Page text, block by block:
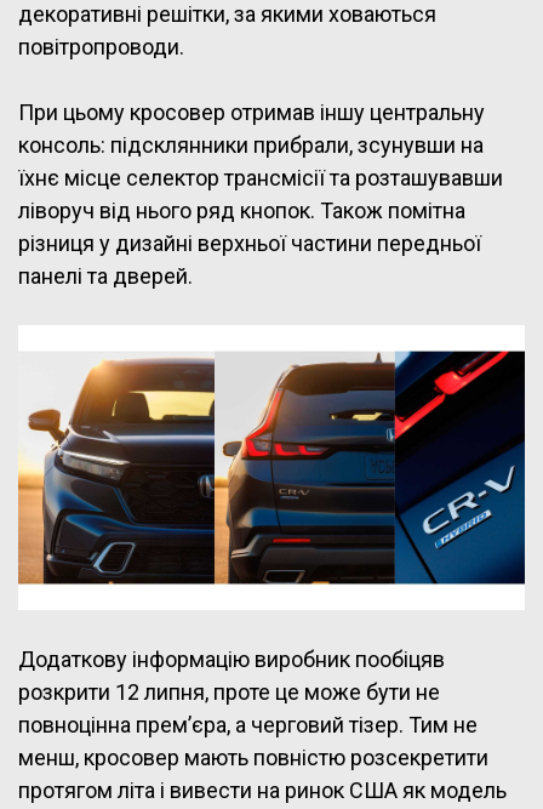
декоративні решітки, за якими ховаються
повітропроводи.
При цьому кросовер отримав іншу центральну
консоль: підсклянники прибрали, зсунувши на
їхнє місце селектор трансмісії та розташувавши
ліворуч від нього ряд кнопок. Також помітна
різниця у дизайні верхньої частини передньої
панелі та дверей.
Додаткову інформацію виробник пообіцяв
розкрити 12 липня, проте це може бути не
повноцінна прем’єра, а черговий тізер. Тим не
менш, кросовер мають повністю розсекретити
протягом літа і вивести на ринок США як модель